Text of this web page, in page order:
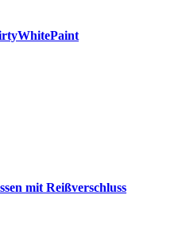
mit Reißverschluss